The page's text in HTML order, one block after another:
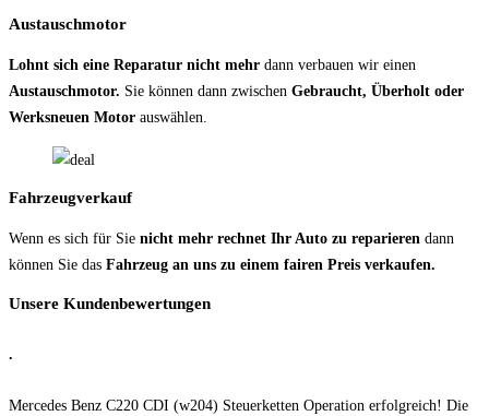
Austauschmotor
Lohnt sich eine Reparatur nicht mehr dann verbauen wir einen
Austauschmotor. Sie können dann zwischen Gebraucht, Überholt oder
Werksneuen Motor auswählen.
Fahrzeugverkauf
Wenn es sich für Sie nicht mehr rechnet Ihr Auto zu reparieren dann
können Sie das Fahrzeug an uns zu einem fairen Preis verkaufen.
Unsere Kundenbewertungen
.
Mercedes Benz C220 CDI (w204) Steuerketten Operation erfolgreich! Die